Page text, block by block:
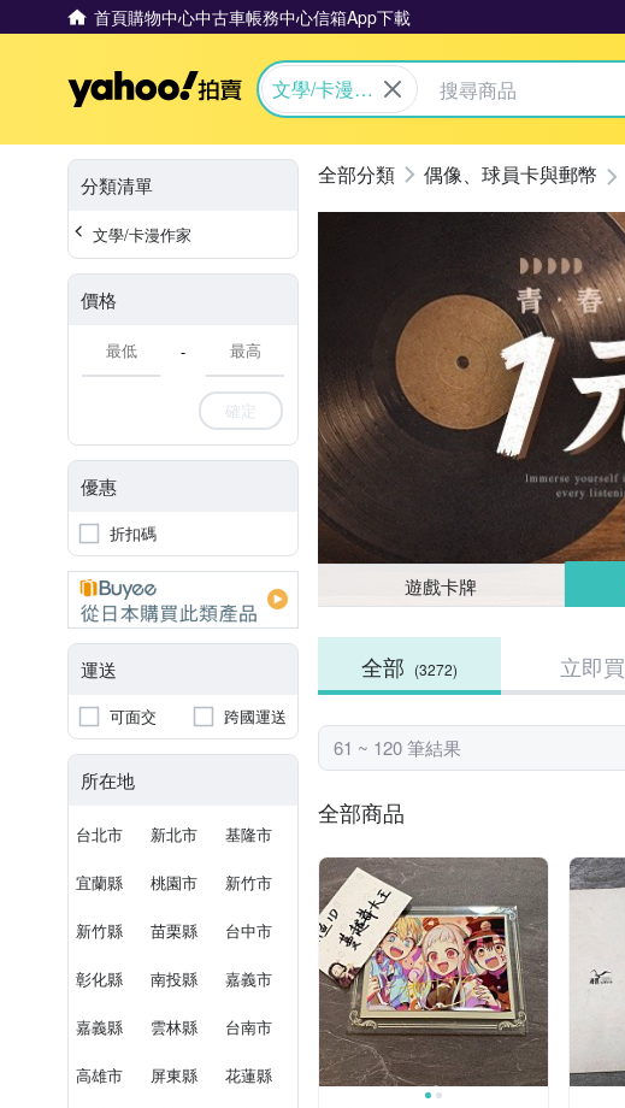
首頁購物中心中古車帳務中心信箱App下載
Yahoo拍賣
文學/卡漫作
分類清單
文學/卡漫作家
價格
-
確定
優惠
折扣碼
運送
可面交 跨國運送
所在地
台北市 新北市 基隆市
宜蘭縣 桃園市 新竹市
新竹縣 苗栗縣 台中市
彰化縣 南投縣 嘉義市
嘉義縣 雲林縣 台南市
高雄市 屏東縣 花蓮縣
偶像、球員卡與郵幣
遊戲卡牌
全部 (3272) 立即買
61 ~ 120 筆結果
全部商品